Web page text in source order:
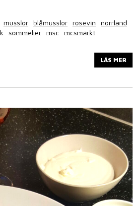
musslor blåmusslor rosevin
norrland
sommelier msc mcsmärkt
LÄS MER